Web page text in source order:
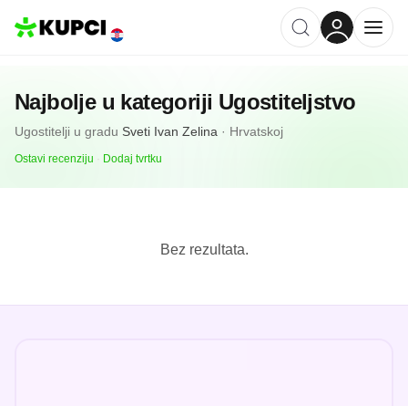
Najbolje u kategoriji Ugostiteljstvo
Ugostitelji u gradu Sveti Ivan Zelina · Hrvatskoj
Ostavi recenziju Dodaj tvrtku
Bez rezultata.